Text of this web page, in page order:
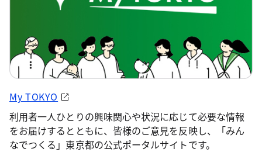
My TOKYO
利用者一人ひとりの興味関心や状況に応じて必要な情報
をお届けするとともに、皆様のご意見を反映し、「みん
なでつくる」東京都の公式ポータルサイトです。